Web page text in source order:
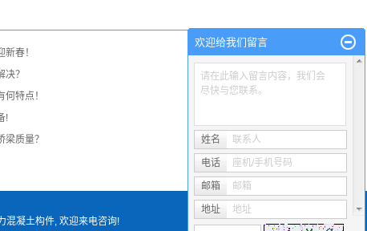
春！
决？
特点！
!
梁质量？
混凝土构件, 欢迎来电咨询!
欢迎给我们留言
请在此输入留言内容，我们会
尽快与您联系。
姓名 联系人
电话 座机/手机号码
邮箱 邮箱
地址 地址